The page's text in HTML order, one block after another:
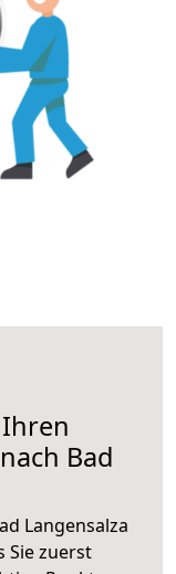
Bad
Langensalza
Sie zuerst